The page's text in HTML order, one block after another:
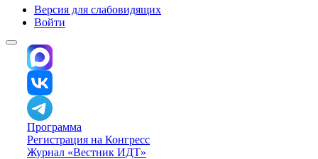
Версия для слабовидящих
Войти
Программа
Регистрация на Конгресс
Журнал «Вестник ИДТ»